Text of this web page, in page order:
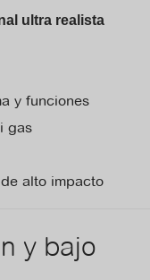
ultra realista
y funciones
gas
alto impacto
y bajo